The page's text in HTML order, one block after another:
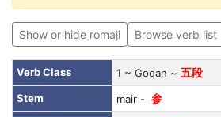
Show or hide romaji Browse verb list
Verb Class 1 ~ Godan ~ 五段
Stem
mair - 参